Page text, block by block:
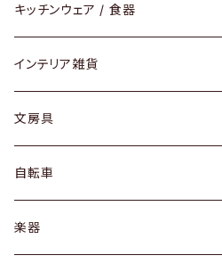
ダイニングセット / ダイニングテーブル
ローテーブル / サイドテーブル
デスク / コンソール
ドレッサー
シェルフ
テーブルランプ / デスクスタンド
フロアライト
アクセサリー
リング
ピアス / イヤリング
財布
バッグ
アウター
トップス
キッチンウェア / 食器
グラス / タンブラー
カップ / マグ
プレート / ボウル
カトラリー
インテリア雑貨
文房具
自転車
dahon
楽器